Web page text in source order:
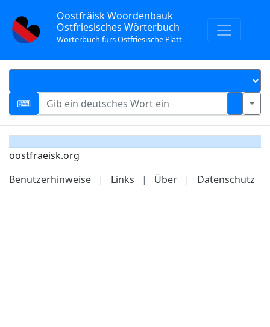
Oostfräisk Woordenbauk
Ostfriesisches Wörterbuch
Wörterbuch fürs Ostfriesische Platt
oostfraeisk.org
Benutzerhinweise
| Links | Über | Datenschutz